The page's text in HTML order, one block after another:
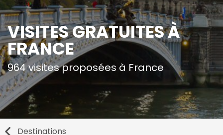
VISITES GRATUITES À
FRANCE
964 visites proposées à France
Destinations